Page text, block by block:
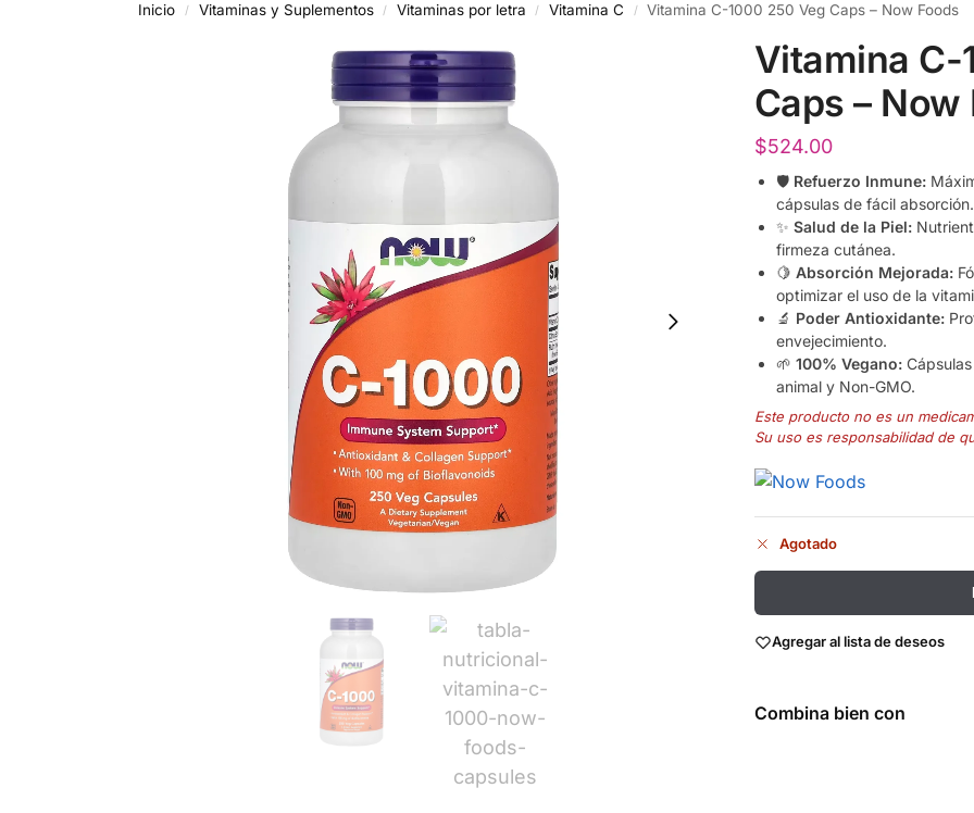
Inicio / Vitaminas y Suplementos / Vitaminas por letra / Vitamina C / Vitamina C-1000 250 Veg Caps – Now Foods
Vitamina C-
Caps – Now
$524.00
🛡️ Refuerzo Inmune:
cápsulas de fácil absorción.
✨ Salud de la Piel:
firmeza cutánea.
🍋 Absorción Mejorada:
optimizar el uso de la
🔬 Poder Antioxidante:
envejecimiento.
🌱 100% Vegano:Cápsulas
animal y Non-GMO.
Este producto no es un
Su uso es responsabilidad de
Agotado
Agregar al lista de deseos
Combina bien con